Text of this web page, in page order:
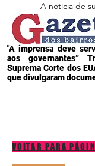
A notícia de
"A imprensa deve
aos governantes”
Suprema Corte dos
que divulgaram
VOLTAR PARA